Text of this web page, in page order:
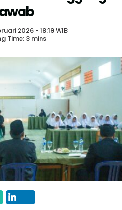
2026 - 18:19 WIB
Time: 3 mins